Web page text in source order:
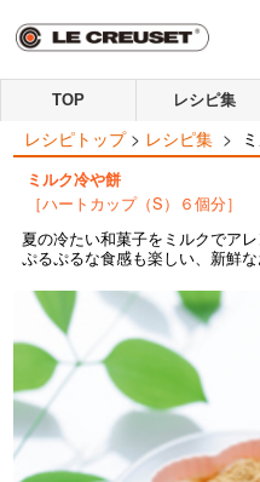
TOP レシピ集
レシピトップ > レシピ集 >
ミルク冷や餅
［ハートカップ（S）６個分］
夏の冷たい和菓子をミルクでア
ぷるぷるな食感も楽しい、新鮮な